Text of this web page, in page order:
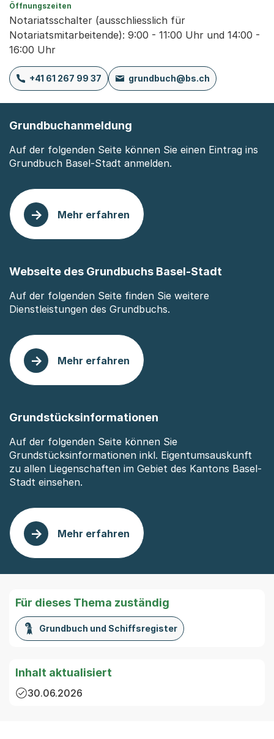
Öffnungszeiten
Notariatsschalter (ausschliesslich für
Notariatsmitarbeitende): 9:00 - 11:00 Uhr und 14:00 -
16:00 Uhr
+41 61 267 99 37 grundbuch@bs.ch
Grundbuchanmeldung
Auf der folgenden Seite können Sie einen Eintrag ins
Grundbuch Basel-Stadt anmelden.
Mehr erfahren
: Grundbuchanmeldung
Webseite des Grundbuchs Basel-Stadt
Auf der folgenden Seite finden Sie weitere
Dienstleistungen des Grundbuchs.
Mehr erfahren
: Webseite des Grundbuchs Basel-Stadt
Grundstücksinformationen
Auf der folgenden Seite können Sie
Grundstücksinformationen inkl. Eigentumsauskunft
zu allen Liegenschaften im Gebiet des Kantons Basel-
Stadt einsehen.
Mehr erfahren
: Grundstücksinformationen
Für dieses Thema zuständig
Grundbuch und Schiffsregister
Inhalt aktualisiert
30.06.2026